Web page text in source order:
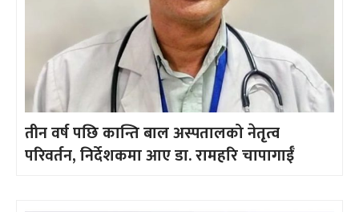
तीन वर्ष पछि कान्ति बाल अस्पतालको नेतृत्व
परिवर्तन, निर्देशकमा आए डा. रामहरि चापागाईँ